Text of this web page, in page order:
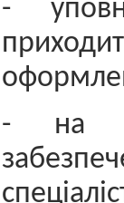
-
- на